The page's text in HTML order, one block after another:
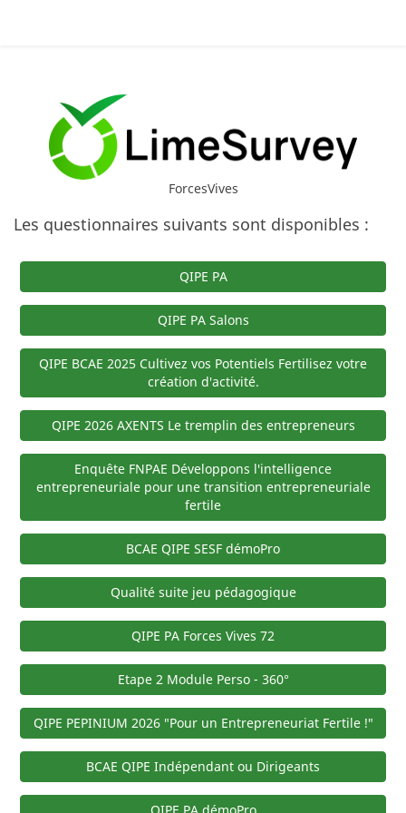
ForcesVives
Les questionnaires suivants sont disponibles :
QIPE PA
QIPE PA Salons
QIPE BCAE 2025 Cultivez vos Potentiels Fertilisez votre
création d'activité.
QIPE 2026 AXENTS Le tremplin des entrepreneurs
Enquête FNPAE Développons l'intelligence
entrepreneuriale pour une transition entrepreneuriale
fertile
BCAE QIPE SESF démoPro
Qualité suite jeu pédagogique
QIPE PA Forces Vives 72
Etape 2 Module Perso - 360°
QIPE PEPINIUM 2026 "Pour un Entrepreneuriat Fertile !"
BCAE QIPE Indépendant ou Dirigeants